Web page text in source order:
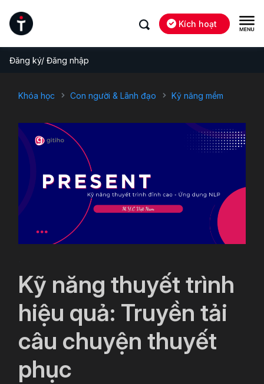
Kích hoạt
Đăng ký/ Đăng nhập
Khóa học Con người & Lãnh đạo Kỹ năng mềm
Kỹ năng thuyết trình
hiệu quả: Truyền tải
câu chuyện thuyết
phục